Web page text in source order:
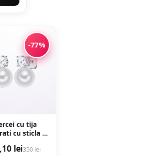
-77%
cu tija
cu sticla si
lei350 lei